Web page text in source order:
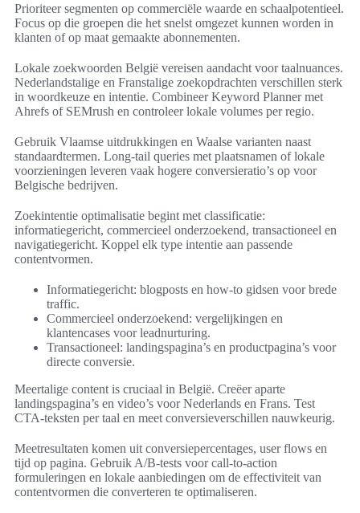
Prioriteer segmenten op commerciële waarde en schaalpotentieel.
Focus op die groepen die het snelst omgezet kunnen worden in
klanten of op maat gemaakte abonnementen.
Lokale zoekwoorden België vereisen aandacht voor taalnuances.
Nederlandstalige en Franstalige zoekopdrachten verschillen sterk
in woordkeuze en intentie. Combineer Keyword Planner met
Ahrefs of SEMrush en controleer lokale volumes per regio.
Gebruik Vlaamse uitdrukkingen en Waalse varianten naast
standaardtermen. Long-tail queries met plaatsnamen of lokale
voorzieningen leveren vaak hogere conversieratio’s op voor
Belgische bedrijven.
Zoekintentie optimalisatie begint met classificatie:
informatiegericht, commercieel onderzoekend, transactioneel en
navigatiegericht. Koppel elk type intentie aan passende
contentvormen.
Informatiegericht: blogposts en how-to gidsen voor brede
traffic.
Commercieel onderzoekend: vergelijkingen en
klantencases voor leadnurturing.
Transactioneel: landingspagina’s en productpagina’s voor
directe conversie.
Meertalige content is cruciaal in België. Creëer aparte
landingspagina’s en video’s voor Nederlands en Frans. Test
CTA-teksten per taal en meet conversieverschillen nauwkeurig.
Meetresultaten komen uit conversiepercentages, user flows en
tijd op pagina. Gebruik A/B-tests voor call-to-action
formuleringen en lokale aanbiedingen om de effectiviteit van
contentvormen die converteren te optimaliseren.